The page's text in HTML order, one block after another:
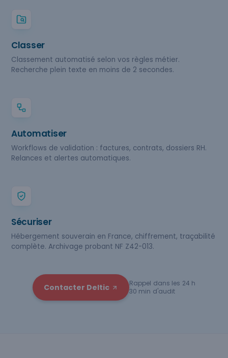
Classer
Classement automatisé selon vos règles métier.
Recherche plein texte en moins de 2 secondes.
Automatiser
Workflows de validation : factures, contrats, dossiers RH.
Relances et alertes automatiques.
Sécuriser
Hébergement souverain en France, chiffrement, traçabilité
complète. Archivage probant NF Z42-013.
Contacter Deltic
Rappel dans les 24 h
30 min d'audit